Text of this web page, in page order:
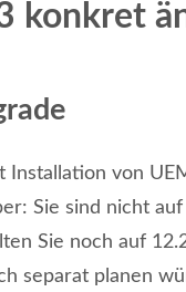
konkret
Installation von
Sie sind nicht
Sie noch auf
separat planen